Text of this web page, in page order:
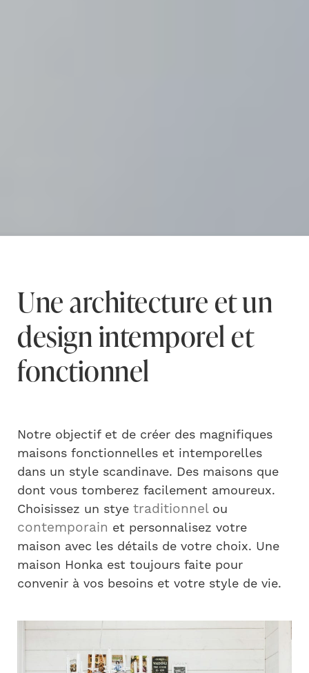
Une architecture et un
design intemporel et
fonctionnel
Notre objectif et de créer des magnifiques
maisons fonctionnelles et intemporelles
dans un style scandinave. Des maisons que
dont vous tomberez facilement amoureux.
Choisissez un stye traditionnel ou
contemporain et personnalisez votre
maison avec les détails de votre choix. Une
maison Honka est toujours faite pour
convenir à vos besoins et votre style de vie.